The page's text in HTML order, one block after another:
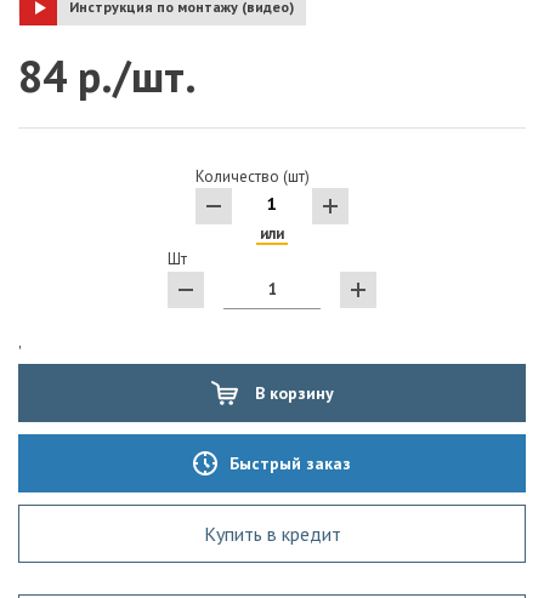
Инструкция по монтажу (видео)
84 р./шт.
Количество (шт)
или
Шт
'
В корзину
Быстрый заказ
Купить в кредит